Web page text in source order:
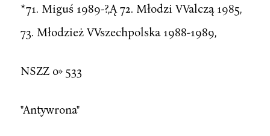
*71. Miguś 1989-?,Ą 72. Młodzi VValczą 1985,
73. Młodzież VVszechpolska 1988-1989,
NSZZ o» 533
"Antywrona"